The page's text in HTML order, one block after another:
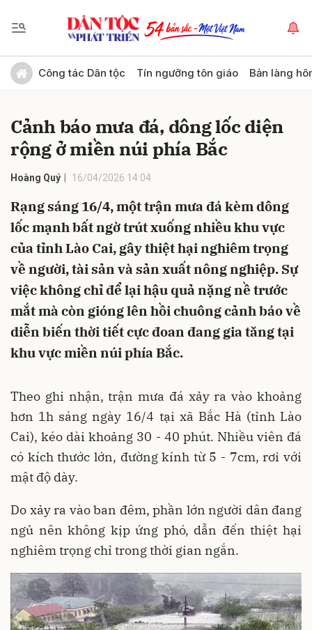
Công tác Dân tộc Tín ngưỡng tôn giáo Bản làng
Cảnh báo mưa đá, dông lốc diện
rộng ở miền núi phía Bắc
Hoàng Quý 16/04/2026 14:04
Rạng sáng 16/4, một trận mưa đá kèm dông
lốc mạnh bất ngờ trút xuống nhiều khu vực
của tỉnh Lào Cai, gây thiệt hại nghiêm trọng
về người, tài sản và sản xuất nông nghiệp. Sự
việc không chỉ để lại hậu quả nặng nề trước
mắt mà còn gióng lên hồi chuông cảnh báo về
diễn biến thời tiết cực đoan đang gia tăng tại
khu vực miền núi phía Bắc.
Theo ghi nhận, trận mưa đá xảy ra vào khoảng
hơn 1h sáng ngày 16/4 tại xã Bắc Hà (tỉnh Lào
Cai), kéo dài khoảng 30 - 40 phút. Nhiều viên đá
có kích thước lớn, đường kính từ 5 - 7cm, rơi với
mật độ dày.
Do xảy ra vào ban đêm, phần lớn người dân đang
ngủ nên không kịp ứng phó, dẫn đến thiệt hại
nghiêm trọng chỉ trong thời gian ngắn.
Gửi bình luận
Hủy Gửi